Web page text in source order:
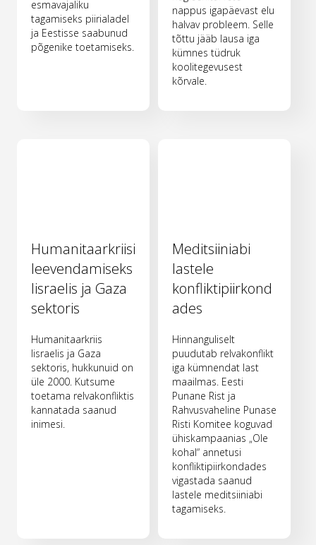
esmavajaliku
tagamiseks piirialadel
ja Eestisse saabunud
põgenike toetamiseks.
nappus igapäevast elu
halvav probleem. Selle
tõttu jääb lausa iga
kümnes tüdruk
koolitegevusest
kõrvale.
Humanitaarkriisi
leevendamiseks
Iisraelis ja Gaza
sektoris
Humanitaarkriis
Iisraelis ja Gaza
sektoris, hukkunuid on
üle 2000. Kutsume
toetama relvakonfliktis
kannatada saanud
inimesi.
Meditsiiniabi
lastele
konfliktipiirkond
ades
Hinnanguliselt
puudutab relvakonflikt
iga kümnendat last
maailmas. Eesti
Punane Rist ja
Rahvusvaheline Punase
Risti Komitee koguvad
ühiskampaanias „Ole
kohal“ annetusi
konfliktipiirkondades
vigastada saanud
lastele meditsiiniabi
tagamiseks.